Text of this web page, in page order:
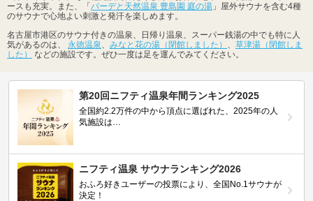
ースも充実。また、「 バーデと天然温泉 豊島園 庭の湯 」屋外サウナを含む4種
のサウナで心地よい刺激と発汗を楽しめます。
名古屋市港区のサウナ付きの温泉、日帰り温泉、スーパー銭湯の中でも特に人
気があるのは、 永徳温泉、 みなと花の湯（閉館しました） 、 草津湯（閉館しま
した）
などの施設です。ぜひ一度は足を運んでみてください。
第20回ニフティ温泉年間ランキング2025
全国約2.2万件の中から頂点に選ばれた、2025年の人
気施設は…
ニフティ温泉 サウナランキング2026
おふろ好きユーザーの投票により、全国No.1サウナが
決定！